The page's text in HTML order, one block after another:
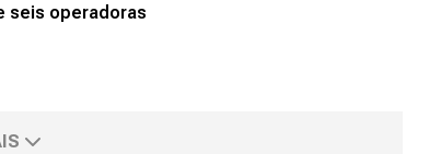
seis operadoras